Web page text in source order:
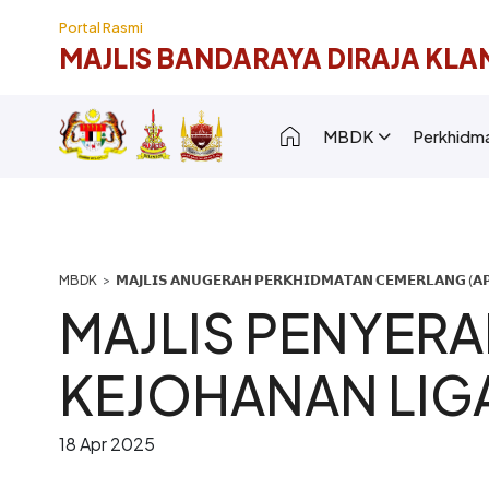
Portal Rasmi
MAJLIS BANDARAYA DIRAJA
Main navigation
MBDK
Breadcrumb
𝗠𝗔𝗝𝗟𝗜𝗦 𝗔𝗡𝗨𝗚𝗘𝗥𝗔𝗛 𝗣𝗘𝗥𝗞𝗛𝗜𝗗𝗠𝗔𝗧𝗔𝗡 𝗖𝗘𝗠𝗘𝗥𝗟𝗔𝗡𝗚
MAJLIS
KEJOHANAN
18 Apr 2025